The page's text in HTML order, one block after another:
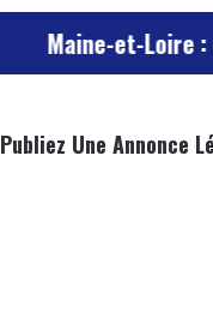
et-Loire : un mort,
Publiez Une Annonce